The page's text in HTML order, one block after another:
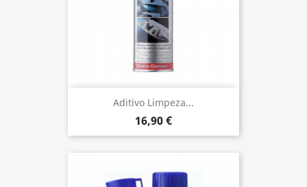
Aditivo Limpeza...
16,90 €